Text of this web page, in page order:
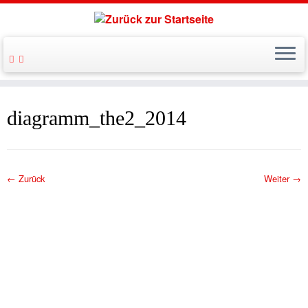
Inhalt
springen
diagramm_the2_2014
← Zurück Weiter →